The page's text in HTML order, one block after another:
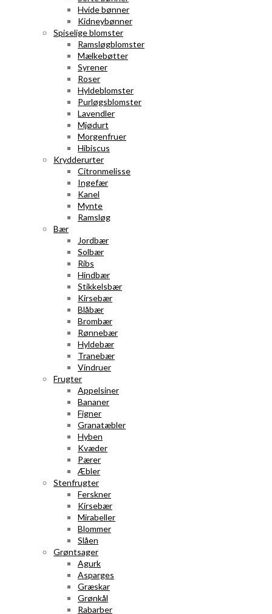
Hvide bønner
Kidneybønner
Spiselige blomster
Ramsløgblomster
Mælkebøtter
Syrener
Roser
Hyldeblomster
Purløgsblomster
Lavendler
Mjødurt
Morgenfruer
Hibiscus
Krydderurter
Citronmelisse
Ingefær
Kanel
Mynte
Ramsløg
Bær
Jordbær
Solbær
Ribs
Hindbær
Stikkelsbær
Kirsebær
Blåbær
Brombær
Rønnebær
Hyldebær
Tranebær
Vindruer
Frugter
Appelsiner
Bananer
Figner
Granatæbler
Hyben
Kvæder
Pærer
Æbler
Stenfrugter
Ferskner
Kirsebær
Mirabeller
Blommer
Slåen
Grøntsager
Agurk
Asparges
Græskar
Grønkål
Rabarber